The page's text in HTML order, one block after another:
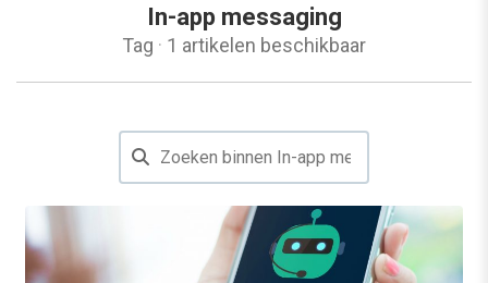
In-app messaging
Tag · 1 artikelen beschikbaar